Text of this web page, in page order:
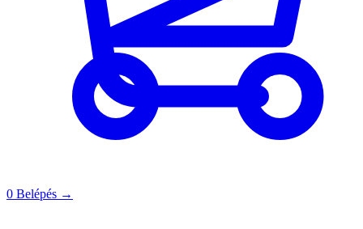
0 Belépés →